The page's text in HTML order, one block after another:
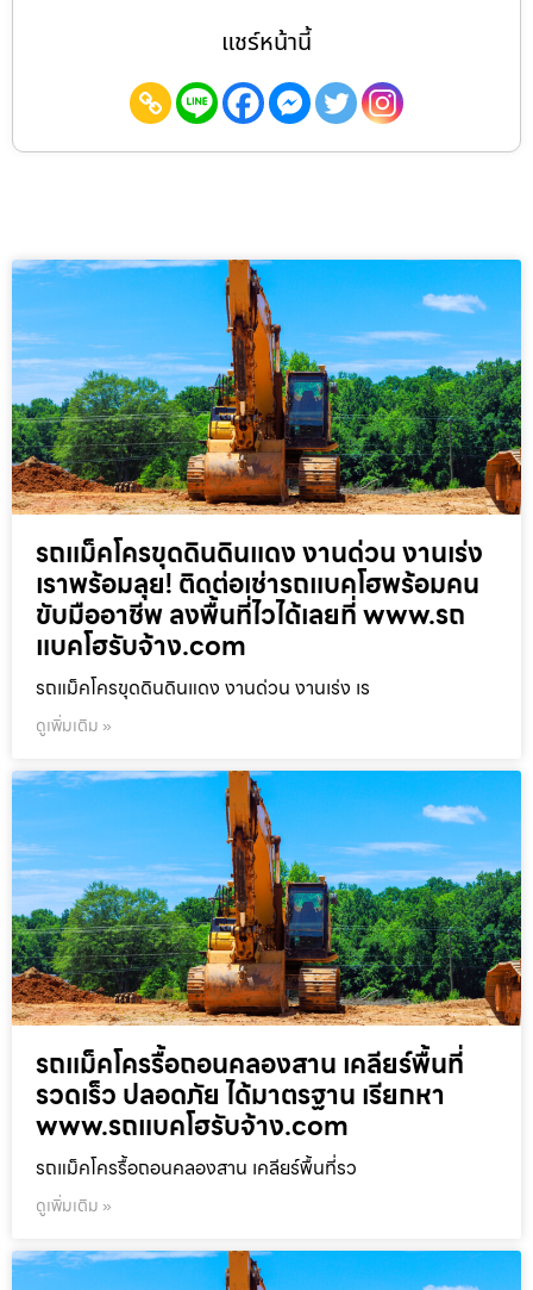
แชร์หน้านี้
รถแม็คโครขุดดินดินแดง งานด่วน งานเร่ง
เราพร้อมลุย! ติดต่อเช่ารถแบคโฮพร้อมคน
ขับมืออาชีพ ลงพื้นที่ไวได้เลยที่ www.รถ
แบคโฮรับจ้าง.com
รถแม็คโครขุดดินดินแดง งานด่วน งานเร่ง เร
ดูเพิ่มเติม »
รถแม็คโครรื้อถอนคลองสาน เคลียร์พื้นที่
รวดเร็ว ปลอดภัย ได้มาตรฐาน เรียกหา
www.รถแบคโฮรับจ้าง.com
รถแม็คโครรื้อถอนคลองสาน เคลียร์พื้นที่รว
ดูเพิ่มเติม »